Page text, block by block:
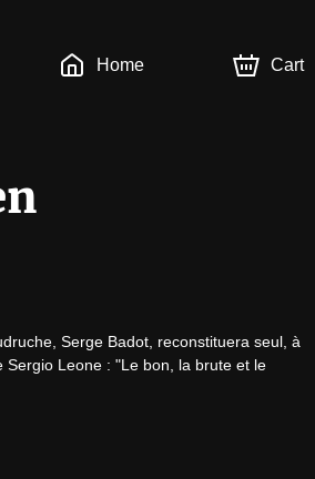
Home Cart
Serge Badot, reconstituera seul, à
Sergio Leone : "Le bon, la brute et le